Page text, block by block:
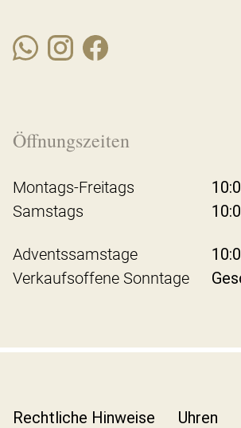
Öffnungszeiten
Montags-Freitags
Samstags
Adventssamstage
Verkaufsoffene Sonntage
Rechtliche Hinweise
Uhren